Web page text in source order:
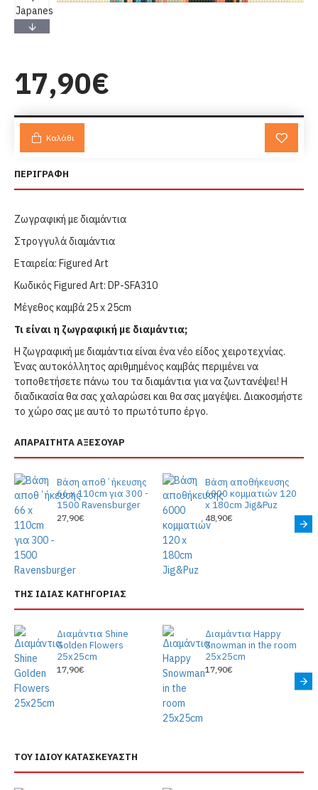
17,90€
Καλάθι
ΑΠΑΡΑΙΤΗΤΑ ΑΞΕΣΟΥΑΡ
Βάση αποθ΄ήκευσης
66 x 110cm για 300 -
1500 Ravensburger
27,90€
Βάση αποθήκευσης
6000 κομματιών 120
x 180cm Jig&Puz
48,90€
ΤΗΣ ΙΔΙΑΣ ΚΑΤΗΓΟΡΙΑΣ
Διαμάντια Shine
Golden Flowers
25x25cm
17,90€
Διαμάντια Happy
Snowman in the room
25x25cm
17,90€
ΤΟΥ ΙΔΙΟΥ ΚΑΤΑΣΚΕΥΑΣΤΗ
ΠΕΡΙΓΡΑΦΗ
Ζωγραφική με διαμάντια
Στρογγυλά διαμάντια
Εταιρεία: Figured Art
Κωδικός Figured Art: DP-SFA310
Μέγεθος καμβά 25 x 25cm
Τι είναι η ζωγραφική με διαμάντια;
Η ζωγραφική με διαμάντια είναι ένα νέο είδος χειροτεχνίας.
Ένας αυτοκόλλητος αριθμημένος καμβάς περιμένει να
τοποθετήσετε πάνω του τα διαμάντια για να ζωντανέψει! Η
διαδικασία θα σας χαλαρώσει και θα σας μαγέψει. Διακοσμήστε
το χώρο σας με αυτό το πρωτότυπο έργο.